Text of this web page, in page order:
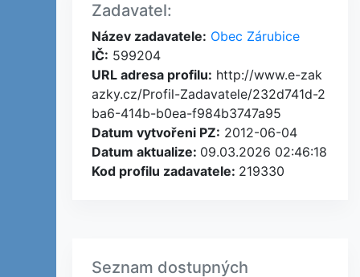
Zadavatel:
Název zadavatele: Obec Zárubice
IČ: 599204
URL adresa profilu: http://www.e-zak
azky.cz/Profil-Zadavatele/232d741d-2
ba6-414b-b0ea-f984b3747a95
Datum vytvořeni PZ: 2012-06-04
Datum aktualize: 09.03.2026 02:46:18
Kod profilu zadavatele: 219330
Seznam dostupných